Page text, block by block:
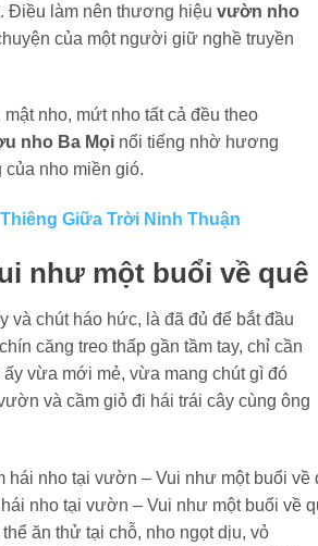
Điều làm nên thương hiệu vườn nho
của một người giữ nghề truyền
nho, mứt nho tất cả đều theo
nho Ba Mọi nổi tiếng nhờ hương
của nho miền gió.
Giữa Trời Ninh Thuận
như một buổi về quê
và chút háo hức, là đã đủ để bắt đầu
căng treo thấp gần tầm tay, chỉ cần
ấy vừa mới mẻ, vừa mang chút gì đó
và cầm giỏ đi hái trái cây cùng ông
nho tại vườn – Vui như một buổi về
ăn thử tại chỗ, nho ngọt dịu, vỏ